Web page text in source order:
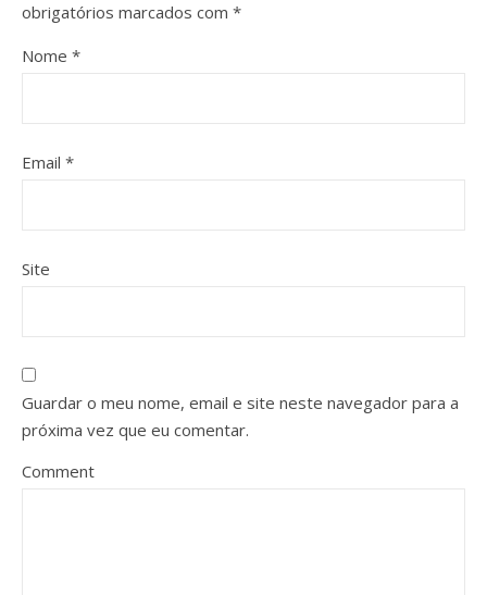
obrigatórios marcados com *
Nome *
Email *
Site
Guardar o meu nome, email e site neste navegador para a
próxima vez que eu comentar.
Comment